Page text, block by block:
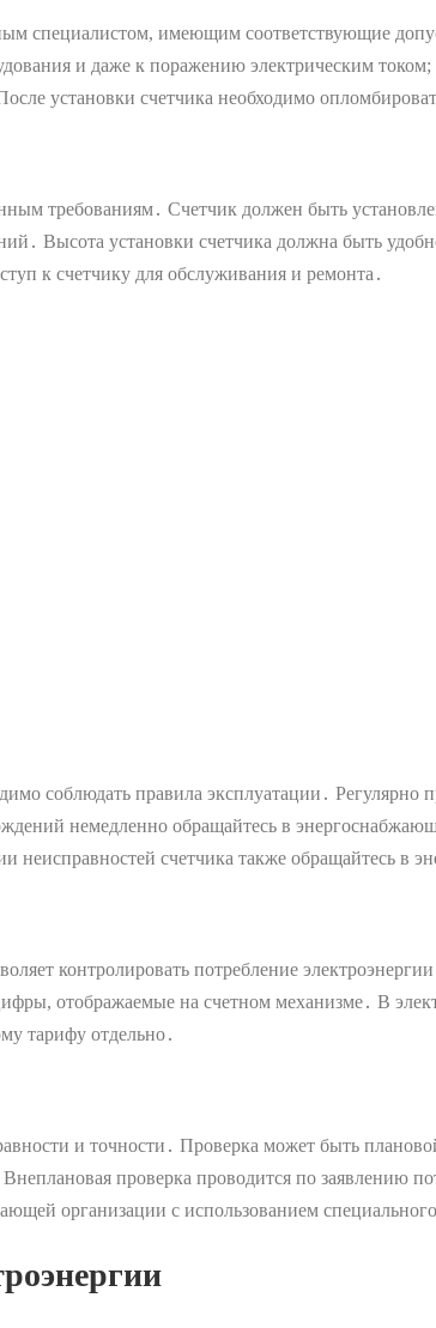
специалистом, имеющим соответствующие
и даже к поражению электрическим
установки счетчика необходимо
требованиям․ Счетчик должен быть
Высота установки счетчика должна быть
к счетчику для обслуживания и ремонта․
соблюдать правила эксплуатации․ Регулярно
немедленно обращайтесь в
неисправностей счетчика также обращайтесь в
контролировать потребление
отображаемые на счетном механизме․ В
тарифу отдельно․
и точности․ Проверка может быть
проверка проводится по заявлению
организации с использованием